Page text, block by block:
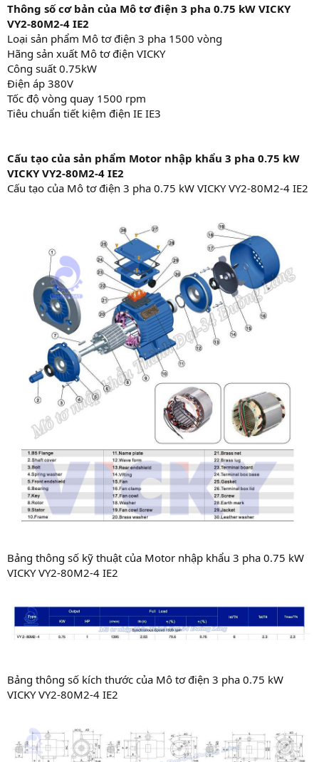
Thông số cơ bản của Mô tơ điện 3 pha 0.75 kW VICKY
VY2-80M2-4 IE2
Loại sản phẩm Mô tơ điện 3 pha 1500 vòng
Hãng sản xuất Mô tơ điện VICKY
Công suất 0.75kW
Điện áp 380V
Tốc độ vòng quay 1500 rpm
Tiêu chuẩn tiết kiệm điện IE IE3
Cấu tạo của sản phẩm Motor nhập khẩu 3 pha 0.75 kW
VICKY VY2-80M2-4 IE2
Cấu tạo của Mô tơ điện 3 pha 0.75 kW VICKY VY2-80M2-4 IE2
Bảng thông số kỹ thuật của Motor nhập khẩu 3 pha 0.75 kW
VICKY VY2-80M2-4 IE2
Bảng thông số kích thước của Mô tơ điện 3 pha 0.75 kW
VICKY VY2-80M2-4 IE2